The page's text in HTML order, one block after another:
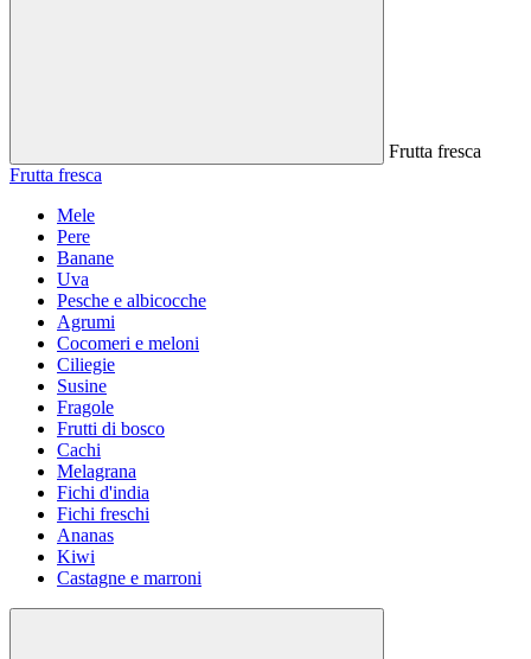
Frutta fresca
Frutta fresca
Mele
Pere
Banane
Uva
Pesche e albicocche
Agrumi
Cocomeri e meloni
Ciliegie
Susine
Fragole
Frutti di bosco
Cachi
Melagrana
Fichi d'india
Fichi freschi
Ananas
Kiwi
Castagne e marroni